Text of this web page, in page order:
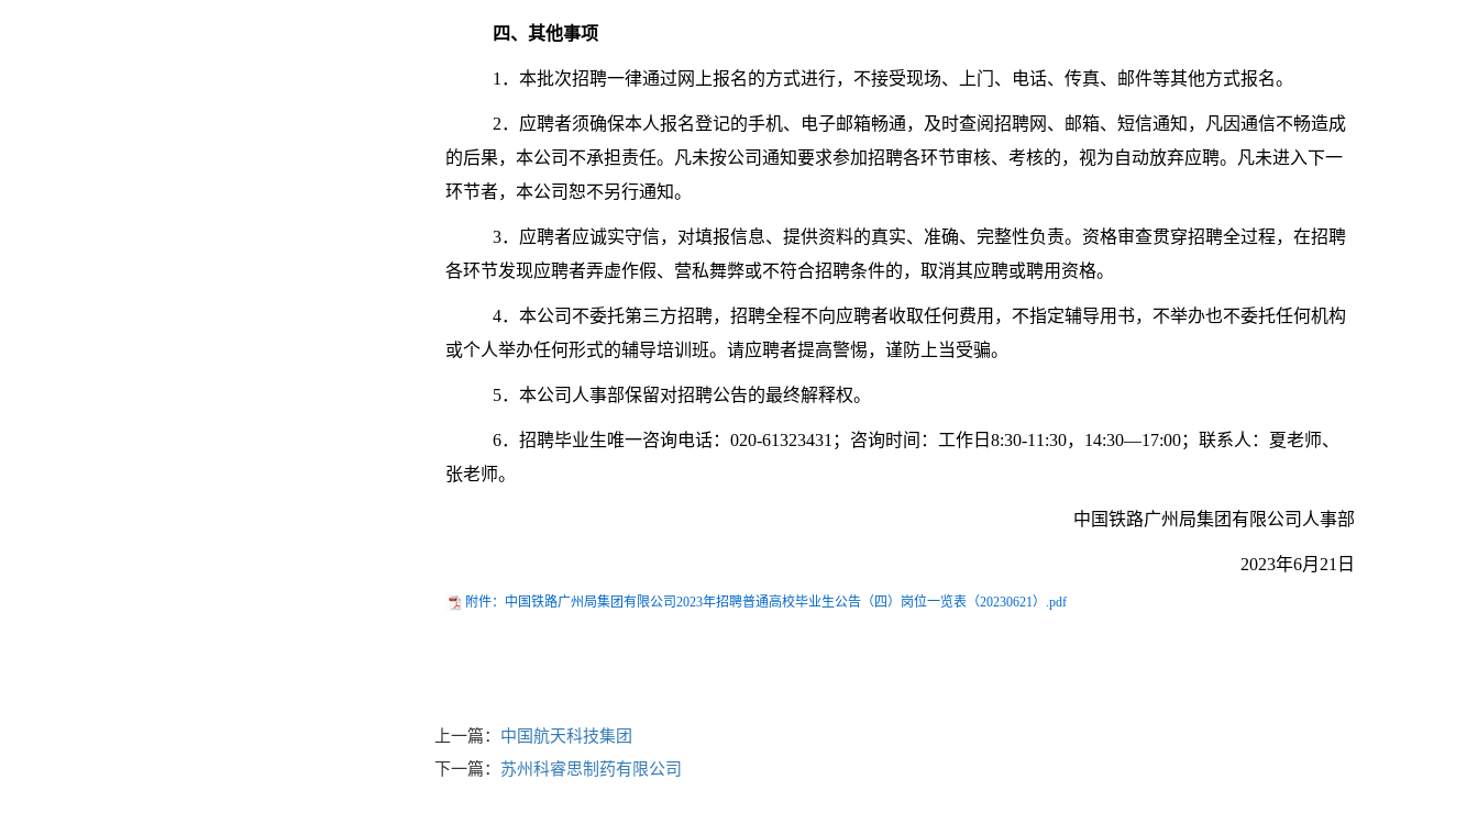
四、其他事项
1．本批次招聘一律通过网上报名的方式进行，不接受现场、上门、电话、传真、邮件等其他方式报名。
2．应聘者须确保本人报名登记的手机、电子邮箱畅通，及时查阅招聘网、邮箱、短信通知，凡因通信不畅造成
的后果，本公司不承担责任。凡未按公司通知要求参加招聘各环节审核、考核的，视为自动放弃应聘。凡未进入下一
环节者，本公司恕不另行通知。
3．应聘者应诚实守信，对填报信息、提供资料的真实、准确、完整性负责。资格审查贯穿招聘全过程，在招聘
各环节发现应聘者弄虚作假、营私舞弊或不符合招聘条件的，取消其应聘或聘用资格。
4．本公司不委托第三方招聘，招聘全程不向应聘者收取任何费用，不指定辅导用书，不举办也不委托任何机构
或个人举办任何形式的辅导培训班。请应聘者提高警惕，谨防上当受骗。
5．本公司人事部保留对招聘公告的最终解释权。
6．招聘毕业生唯一咨询电话：020-61323431；咨询时间：工作日8:30-11:30，14:30—17:00；联系人：夏老师、
张老师。
中国铁路广州局集团有限公司人事部
2023年6月21日
附件：中国铁路广州局集团有限公司2023年招聘普通高校毕业生公告（四）岗位一览表（20230621）.pdf
上一篇： 中国航天科技集团
下一篇： 苏州科睿思制药有限公司